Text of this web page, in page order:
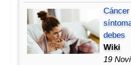
debes
Wiki
19